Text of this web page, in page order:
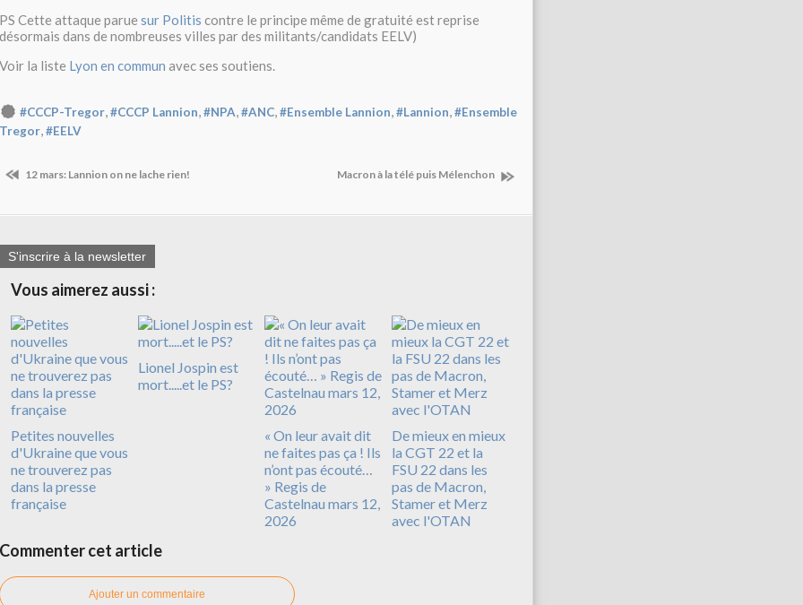
PS Cette attaque parue sur Politis contre le principe même de gratuité est reprise
désormais dans de nombreuses villes par des militants/candidats EELV)
Voir la liste Lyon en commun avec ses soutiens.
#CCCP-Tregor,#CCCP Lannion,#NPA,#ANC,#Ensemble Lannion,#Lannion,#Ensemble
Tregor,#EELV
12 mars: Lannion on ne lache rien! Macron à la télé puis Mélenchon
S'inscrire à la newsletter
Vous aimerez aussi :
Petites nouvelles
d'Ukraine que vous
ne trouverez pas
dans la presse
française
Lionel Jospin est
mort.....et le PS?
« On leur avait dit
ne faites pas ça ! Ils
n’ont pas écouté…
» Regis de
Castelnau mars 12,
2026
De mieux en mieux
la CGT 22 et la
FSU 22 dans les
pas de Macron,
Stamer et Merz
avec l'OTAN
Commenter cet article
Ajouter un commentaire